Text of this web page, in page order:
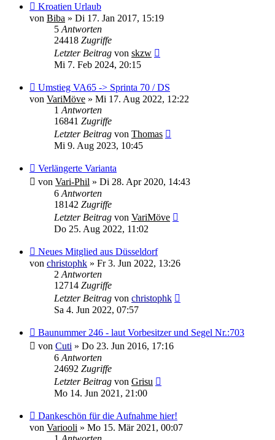
Kroatien Urlaub
von Biba » Di 17. Jan 2017, 15:19
5 Antworten
24418 Zugriffe
Letzter Beitrag von skzw
Mi 7. Feb 2024, 20:15
Umstieg VA65 -> Sprinta 70 / DS
von VariMöve » Mi 17. Aug 2022, 12:22
1 Antworten
16841 Zugriffe
Letzter Beitrag von Thomas
Mi 9. Aug 2023, 10:45
Verlängerte Varianta
von Vari-Phil » Di 28. Apr 2020, 14:43
6 Antworten
18142 Zugriffe
Letzter Beitrag von VariMöve
Do 25. Aug 2022, 11:02
Neues Mitglied aus Düsseldorf
von christophk » Fr 3. Jun 2022, 13:26
2 Antworten
12714 Zugriffe
Letzter Beitrag von christophk
Sa 4. Jun 2022, 07:57
Baunummer 246 - laut Vorbesitzer und Segel Nr.:703
von Cuti » Do 23. Jun 2016, 17:16
6 Antworten
24692 Zugriffe
Letzter Beitrag von Grisu
Mo 14. Jun 2021, 21:00
Dankeschön für die Aufnahme hier!
von Variooli » Mo 15. Mär 2021, 00:07